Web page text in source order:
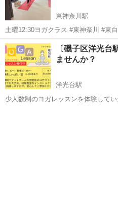
東神奈川駅
土曜12:30ヨガクラス #東神奈川 #東白楽 #白楽 #新子安 #インストラ
クター募集中 #反町 #出稽古歓迎 #大
寺 #キック
神奈川 横浜市 東神奈川駅
キッズキックボクシング
〔磯子区洋光台
ませんか？
洋光台駅
少人数制のヨガレッスンを体験して